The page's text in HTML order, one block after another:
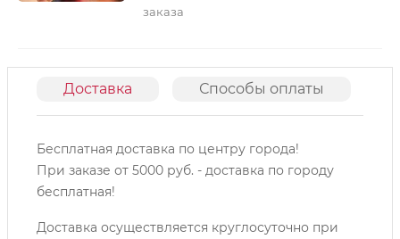
заказа
Доставка Способы оплаты
Бесплатная доставка по центру города!
При заказе от 5000 руб. - доставка по городу
бесплатная!
Доставка осуществляется круглосуточно при